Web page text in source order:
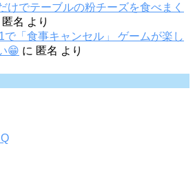
けでテーブルの粉チーズを食べまく
匿名 より
で「食事キャンセル」 ゲームが楽し
😁 に 匿名 より